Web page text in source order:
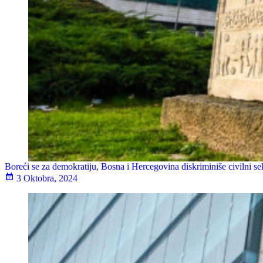
Boreći se za demokratiju, Bosna i Hercegovina diskriminiše civilni
3 Oktobra, 2024